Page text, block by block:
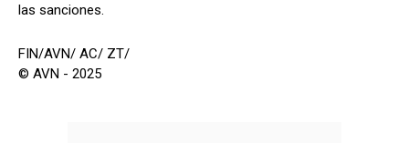
las sanciones.
FIN/AVN/ AC/ ZT/
© AVN - 2025